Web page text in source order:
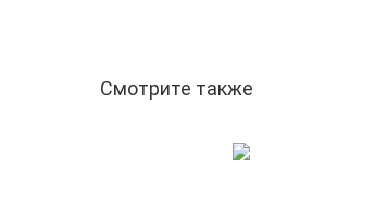
Смотрите также